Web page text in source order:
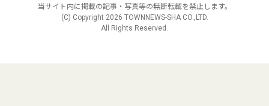
当サイト内に掲載の記事・写真等の無断転載を禁止します。
(C) Copyright 2026 TOWNNEWS-SHA CO.,LTD.
All Rights Reserved.